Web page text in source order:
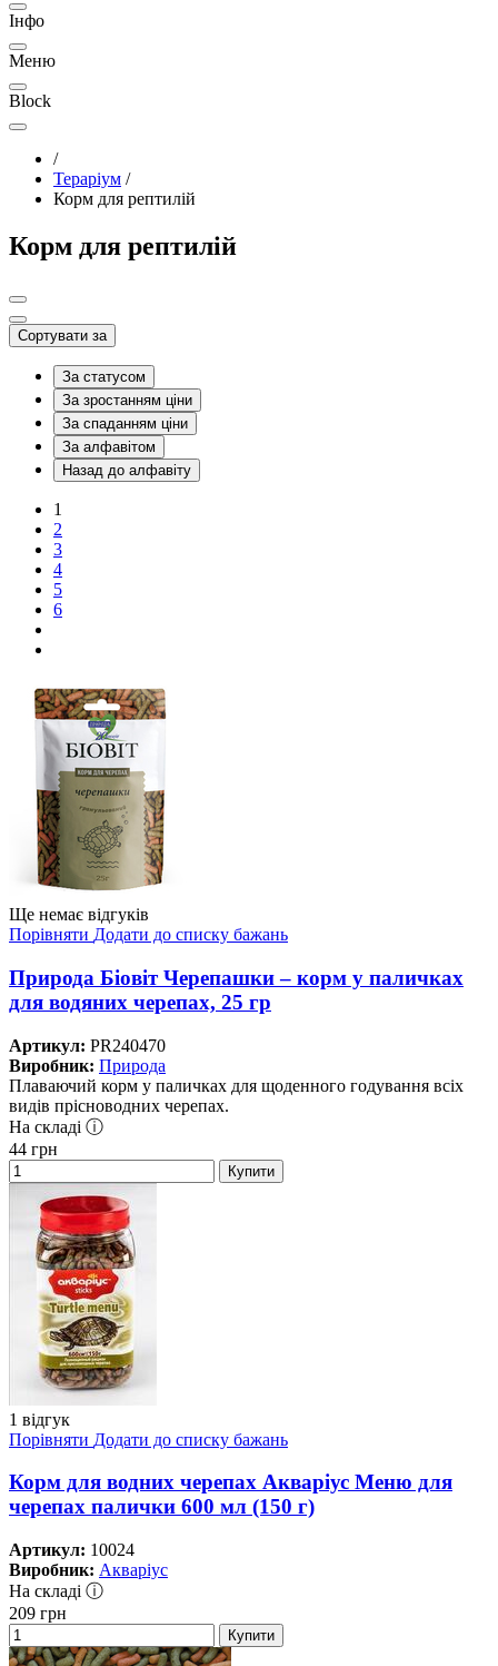
Інфо
Меню
Block
/
Тераріум /
Корм для рептилій
Корм для рептилій
Сортувати за
За статусом
За зростанням ціни
За спаданням ціни
За алфавітом
Назад до алфавіту
1
2
3
4
5
6
Ще немає відгуків
Порівняти Додати до списку бажань
Природа Біовіт Черепашки – корм у паличках
для водяних черепах, 25 гр
Артикул: PR240470
Виробник: Природа
Плаваючий корм у паличках для щоденного годування всіх
видів прісноводних черепах.
На складі ⓘ
44 грн
Купити
1 відгук
Порівняти Додати до списку бажань
Корм для водних черепах Акваріус Меню для
черепах палички 600 мл (150 г)
Артикул: 10024
Виробник: Акваріус
На складі ⓘ
209 грн
Купити